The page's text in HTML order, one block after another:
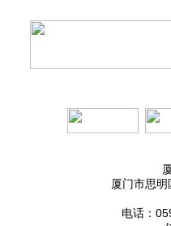
厦门市思
电话：